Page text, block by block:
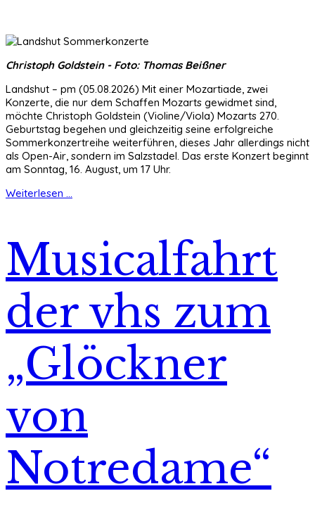
Christoph Goldstein - Foto: Thomas Beißner
Landshut – pm (05.08.2026) Mit einer Mozartiade, zwei
Konzerte, die nur dem Schaffen Mozarts gewidmet sind,
möchte Christoph Goldstein (Violine/Viola) Mozarts 270.
Geburtstag begehen und gleichzeitig seine erfolgreiche
Sommerkonzertreihe weiterführen, dieses Jahr allerdings nicht
als Open-Air, sondern im Salzstadel. Das erste Konzert beginnt
am Sonntag, 16. August, um 17 Uhr.
Weiterlesen ...
Musicalfahrt
der vhs zum
„Glöckner
von
Notredame“